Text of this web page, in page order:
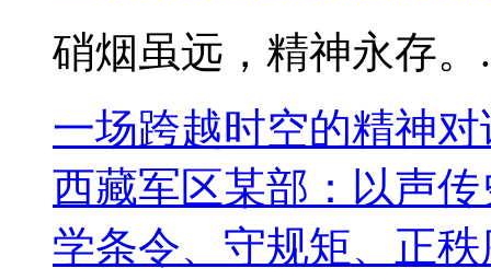
硝烟虽远，精神永存。
一场跨越时空的精神对
西藏军区某部：以声
学条令、守规矩、正